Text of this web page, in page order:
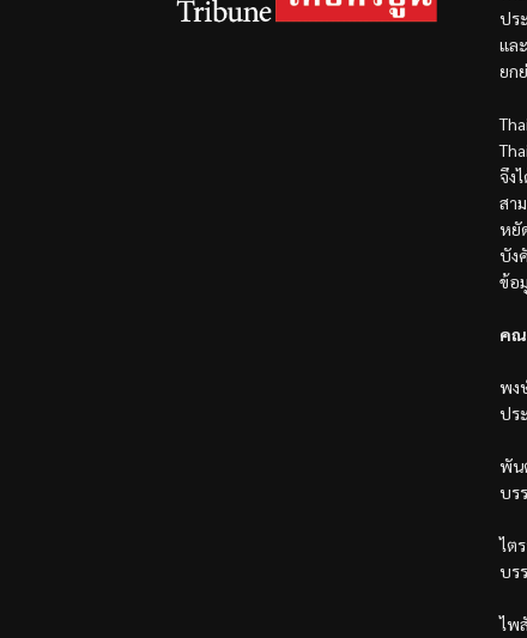
ปร
แล
ยก
จึง
สา
หยั
บัง
ข้อ
คณ
พง
ปร
พัน
บร
ไต
บร
ไพ